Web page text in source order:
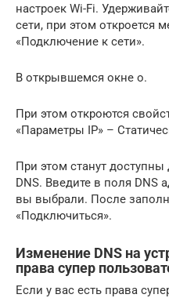
настроек Wi-Fi.
сети, при этом откроется
«Подключение к сети».
В открывшемся окне о.
При этом откроются
«Параметры IP» –
При этом станут
DNS. Введите в поля DNS
вы выбрали. После
«Подключиться».
Изменение DNS на
права супер
Если у вас есть права